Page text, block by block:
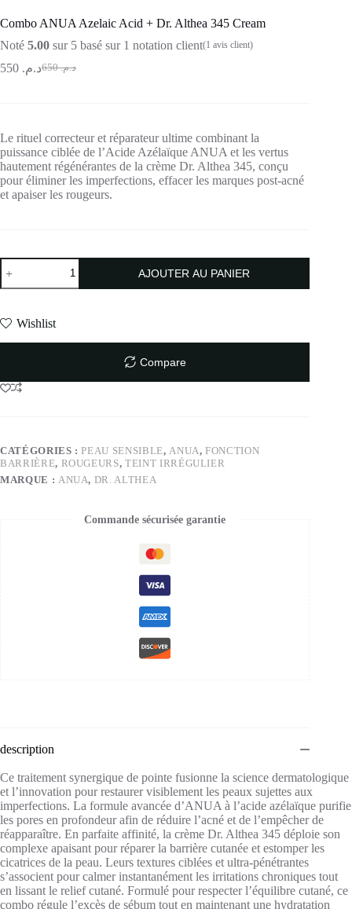
Combo ANUA Azelaic Acid + Dr. Althea 345 Cream
Noté 5.00 sur 5 basé sur 1 notation client(1 avis client)
د.م.650 د.م.
Le rituel correcteur et réparateur ultime combinant la
puissance ciblée de l’Acide Azélaïque ANUA et les vertus
hautement régénérantes de la crème Dr. Althea 345, conçu
pour éliminer les imperfections, effacer les marques post-acné
et apaiser les rougeurs.
AJOUTER AU PANIER
Wishlist
Compare
CATÉGORIES :PEAU SENSIBLE, ANUA,FONCTION
BARRIÈRE, ROUGEURS,TEINT IRRÉGULIER
MARQUE : ANUA, DR. ALTHEA
Commande sécurisée garantie
description
Ce traitement synergique de pointe fusionne la science dermatologique
et l’innovation pour restaurer visiblement les peaux sujettes aux
imperfections. La formule avancée d’ANUA à l’acide azélaïque purifie
les pores en profondeur afin de réduire l’acné et de l’empêcher de
réapparaître. En parfaite affinité, la crème Dr. Althea 345 déploie son
complexe apaisant pour réparer la barrière cutanée et estomper les
cicatrices de la peau. Leurs textures ciblées et ultra-pénétrantes
s’associent pour calmer instantanément les irritations chroniques tout
en lissant le relief cutané. Formulé pour respecter l’équilibre cutané, ce
combo régule l’excès de sébum tout en maintenant une hydratation